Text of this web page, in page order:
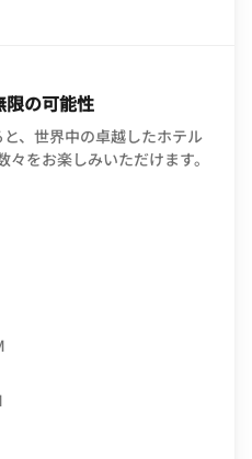
限の可能性
、世界中の卓越したホテル
をお楽しみいただけます。